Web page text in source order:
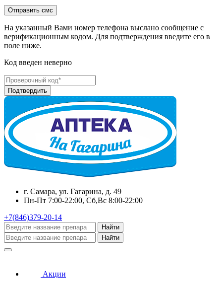
На указанный Вами номер телефона выслано сообщение с
верификационным кодом. Для подтверждения введите его в
поле ниже.
Код введен неверно
г. Самара, ул. Гагарина, д. 49
Пн-Пт 7:00-22:00, Сб,Вс 8:00-22:00
+7(846)379-20-14
Найти
Найти
Акции